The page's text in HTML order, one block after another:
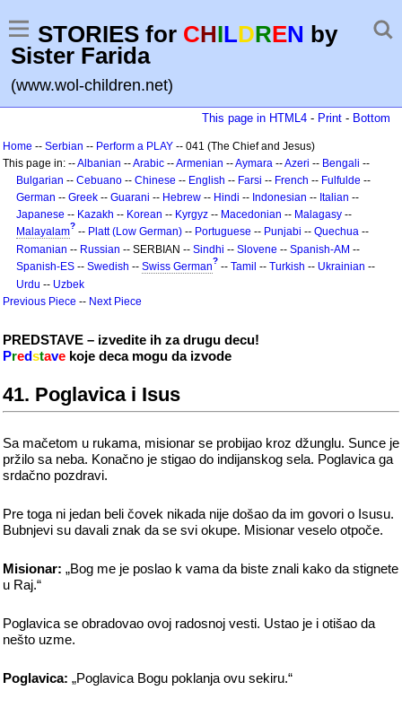
STORIES for CHILDREN by
Sister Farida
(www.wol-children.net)
This page in HTML4 - Print - Bottom
Home -- Serbian -- Perform a PLAY -- 041 (The Chief and Jesus)
This page in: --Albanian --Arabic --Armenian --Aymara --Azeri -- Bengali --
Bulgarian -- Cebuano -- Chinese -- English -- Farsi -- French -- Fulfulde --
German -- Greek -- Guarani -- Hebrew -- Hindi -- Indonesian -- Italian --
Japanese -- Kazakh -- Korean -- Kyrgyz -- Macedonian -- Malagasy --
Malayalam? -- Platt (Low German) -- Portuguese -- Punjabi -- Quechua --
Romanian -- Russian -- SERBIAN -- Sindhi -- Slovene -- Spanish-AM --
Spanish-ES -- Swedish -- Swiss German? -- Tamil -- Turkish -- Ukrainian --
Urdu -- Uzbek
Previous Piece -- Next Piece
PREDSTAVE – izvedite ih za drugu decu!
Predstave koje deca mogu da izvode
41. Poglavica i Isus
Sa mačetom u rukama, misionar se probijao kroz džunglu. Sunce je
pržilo sa neba. Konačno je stigao do indijanskog sela. Poglavica ga
srdačno pozdravi.
Pre toga ni jedan beli čovek nikada nije došao da im govori o Isusu.
Bubnjevi su davali znak da se svi okupe. Misionar veselo otpoče.
Misionar: „Bog me je poslao k vama da biste znali kako da stignete
u Raj.“
Poglavica se obradovao ovoj radosnoj vesti. Ustao je i otišao da
nešto uzme.
Poglavica: „Poglavica Bogu poklanja ovu sekiru.“